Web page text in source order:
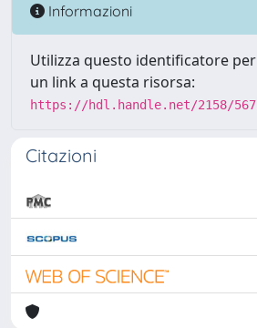
Informazioni
Utilizza questo identificatore
un link a questa risorsa:
https://hdl.handle.net/2158/
Citazioni